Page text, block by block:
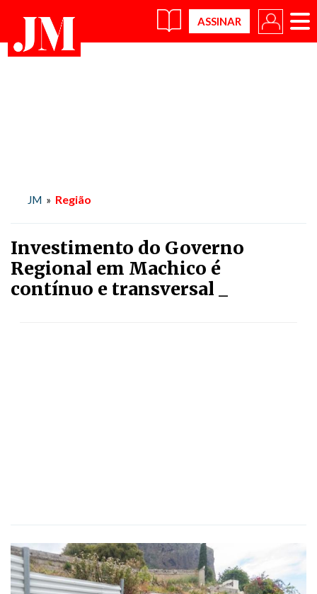
×
JM » Região
Investimento do Governo
Regional em Machico é
contínuo e transversal _